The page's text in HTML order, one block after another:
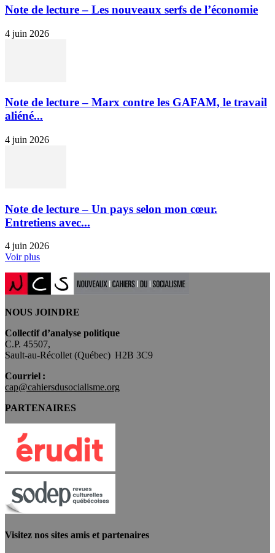
Note de lecture – Les nouveaux serfs de l’économie
4 juin 2026
Note de lecture – Marx contre les GAFAM, le travail
aliéné...
4 juin 2026
Note de lecture – Un pays selon mon cœur.
Entretiens avec...
4 juin 2026
Voir plus
NOUS JOINDRE
Collectif d’analyse politique
C.P. 45507,
Sault-au-Récollet (Québec) H2B 3C9
Courriel :
cap@cahiersdusocialisme.org
PARTENAIRES
Visitez nos sites amis et partenaires